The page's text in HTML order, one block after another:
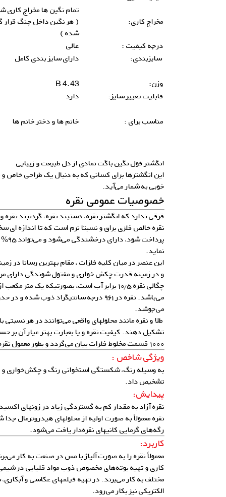
مخراج کاری:
تمام نگین ها مخراج کاری
( هر نگین داخل چنگ قرار
شده )
درجه کیفیت :
عالی
سایزبندی:
دارای سایز بندی کامل
وزن:
4.43 B
قابلیت تغییر سایز:
دارد
مناسب برای : خانم ها و دختر خانم ها
انگشتر فول نگین باگت نمادی از دل طبیعت و زیبایی
این انگشترها برای کسانی که به دنبال یک طراحی خاص
خوبی به شمار می‌آید.
خصوصیات عمومی نقره
فرقی ندارد که انگشتر نقره، دستبند نقره، گردنبند
نقره خالص فلزی براق و نسبتا نرم است که تا اندازه ای
نماید.
این عنصر در میان کلیه فلزات ، مقام بهترین رسانا در
و در زمینه قدرت چکش خواری و مفتول شوندگی دارای
می‌جوشد.
طلا و نقره مانند محلولهای واقعی می‌توانند در هر نسبتی
تشکیل دهند. کیفیت نقره و یا بعبارت بهتر عیار آن
۱۰۰۰ قسمت مخلوط فلزات بیان می‌گردد و بطور معمول نقره تجاری دارای عیار ۹۹۹ است.
ویژگی شاخص :
به وسیله رنگ، شکستگی استخوانی رنگ و چکش‌خواری و
تشخیص داد.
پیدایش:
نقره آزاد به مقدار کم به گستردگی زیاد در زونهای
نقره معمولاً به صورت اولیه از محلولهای هیدروترمال
رگه‌های گرمایی کانیهای نقره‌دار یافت می‌شود.
کاربرد:
معمولاً نقره را به صورت آلیاژ با مس در صنعت به کار
کاری و تهیه بوته‌های مخصوص ذوب مواد قلیایی در
مختلف به کار می‌برند. در تهیه فیلمهای عکاسی و
الکتریکی نیز بکار می‌رود.